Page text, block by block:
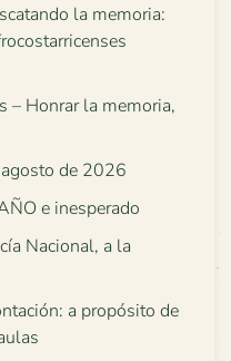
la memoria:
– Honrar la memoria,
de 2026
e inesperado
Nacional, a la
a propósito de